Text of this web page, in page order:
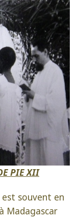
PIE XII
souvent en
Madagascar